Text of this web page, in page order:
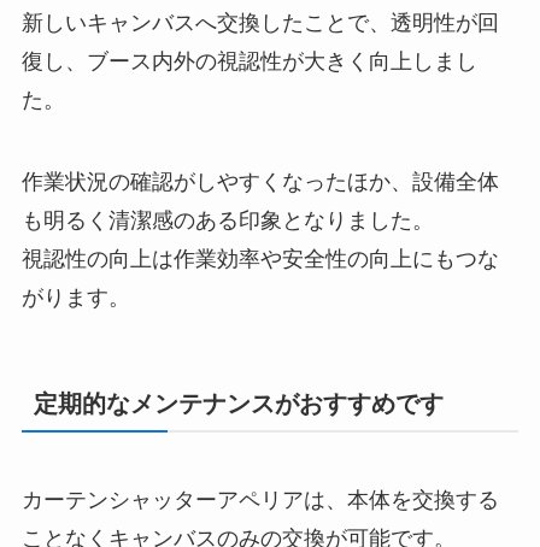
新しいキャンバスへ交換したことで、透明性が回
復し、ブース内外の視認性が大きく向上しまし
た。
作業状況の確認がしやすくなったほか、設備全体
も明るく清潔感のある印象となりました。
視認性の向上は作業効率や安全性の向上にもつな
がります。
定期的なメンテナンスがおすすめです
カーテンシャッターアペリアは、本体を交換する
ことなくキャンバスのみの交換が可能です。